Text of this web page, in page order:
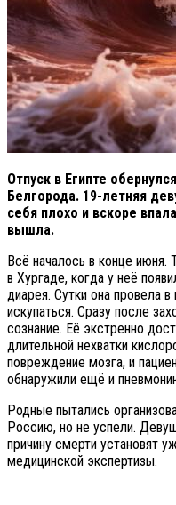
Отпуск в Египте
Белгорода. 19-летняя
себя плохо и вскоре
вышла.
Всё началось в конце июня.
в Хургаде, когда у неё
диарея. Сутки она провела
искупаться. Сразу после
сознание. Её экстренно
длительной нехватки
повреждение мозга, и
обнаружили ещё и
Родные пытались
Россию, но не успели.
причину смерти установят
медицинской экспертизы.